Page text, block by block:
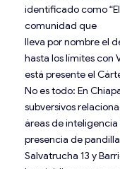
identificado como
comunidad que
lleva por nombre el
hasta los límites con
está presente el
No es todo: En
subversivos
áreas de
presencia de
Salvatrucha 13 y